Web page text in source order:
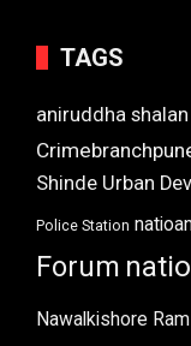
TAGS
aniruddha
Shinde Urban
Police Station
Forum
Nawalkishore Ram